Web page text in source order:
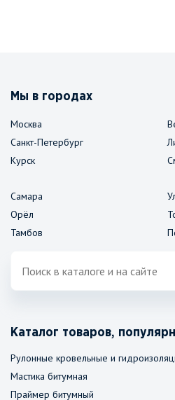
Мы в городах
Москва
Санкт-Петербург
Курск
Самара
Орёл
Тамбов
Каталог товаров,
Рулонные кровельные и
Мастика битумная
Праймер битумный